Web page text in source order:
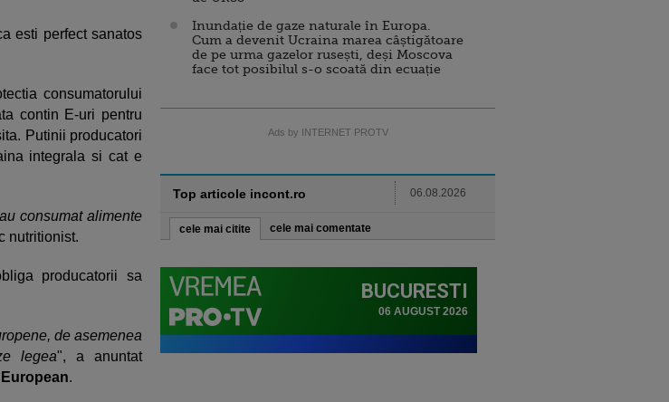
esti perfect sanatos
consumatorului
contin E-uri pentru
Putinii producatori
integrala si cat e
consumat alimente
nutritionist.
producatorii sa
de asemenea
legea", a anuntat
.
Inundație de gaze naturale în Europa.
Cum a devenit Ucraina marea câștigătoare
de pe urma gazelor rusești, deși Moscova
face tot posibilul s-o scoată din ecuație
Ads by INTERNET PROTV
Top articole incont.ro 06.08.2026
cele mai citite cele mai comentate